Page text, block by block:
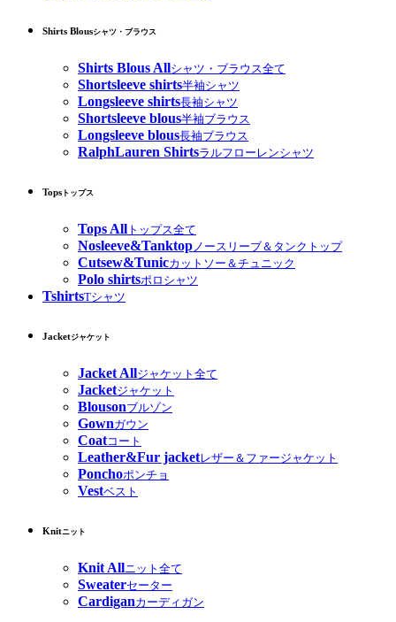
Shirts Blousシャツ・ブラウス
Shirts Blous Allシャツ・ブラウス全て
Shortsleeve shirts半袖シャツ
Longsleeve shirts長袖シャツ
Shortsleeve blous半袖ブラウス
Longsleeve blous長袖ブラウス
RalphLauren Shirtsラルフローレンシャツ
Tops トップス
Tops All トップス全て
Nosleeve&Tanktop ノースリーブ＆タンクトップ
Cutsew&Tunicカットソー＆チュニック
Polo shirtsポロシャツ
TshirtsTシャツ
Jacketジャケット
Jacket Allジャケット全て
Jacketジャケット
Blousonブルゾン
Gownガウン
Coatコート
Leather&Fur jacketレザー＆ファージャケット
Ponchoポンチョ
Vestベスト
Knitニット
Knit Allニット全て
Sweaterセーター
Cardiganカーディガン